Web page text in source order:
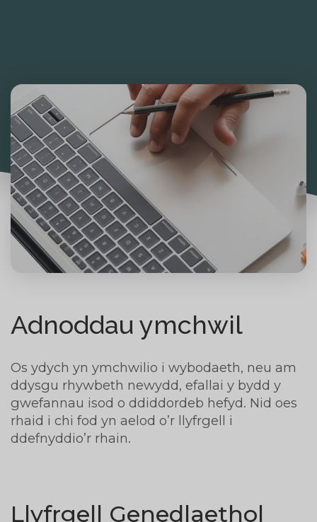
Adnoddau ymchwil
Os ydych yn ymchwilio i wybodaeth, neu am
ddysgu rhywbeth newydd, efallai y bydd y
gwefannau isod o ddiddordeb hefyd. Nid oes
rhaid i chi fod yn aelod o’r llyfrgell i
ddefnyddio’r rhain.
Llyfrgell Genedlaethol